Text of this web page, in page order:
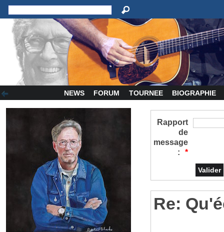
NEWS FORUM TOURNEE BIOGRAPHIE
Rapport
de
message
:
*
Re: